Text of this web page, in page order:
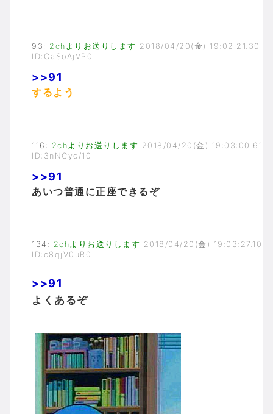
93 : 2chよりお送りします 2018/04/20(金) 19:02:21.30
ID:OaSoAjVP0
>>91
するよう
116 : 2chよりお送りします 2018/04/20(金) 19:03:00.61
ID:3nNCyc/10
>>91
あいつ普通に正座できるぞ
134 : 2chよりお送りします 2018/04/20(金) 19:03:27.10
ID:o8qjV0uR0
>>91
よくあるぞ